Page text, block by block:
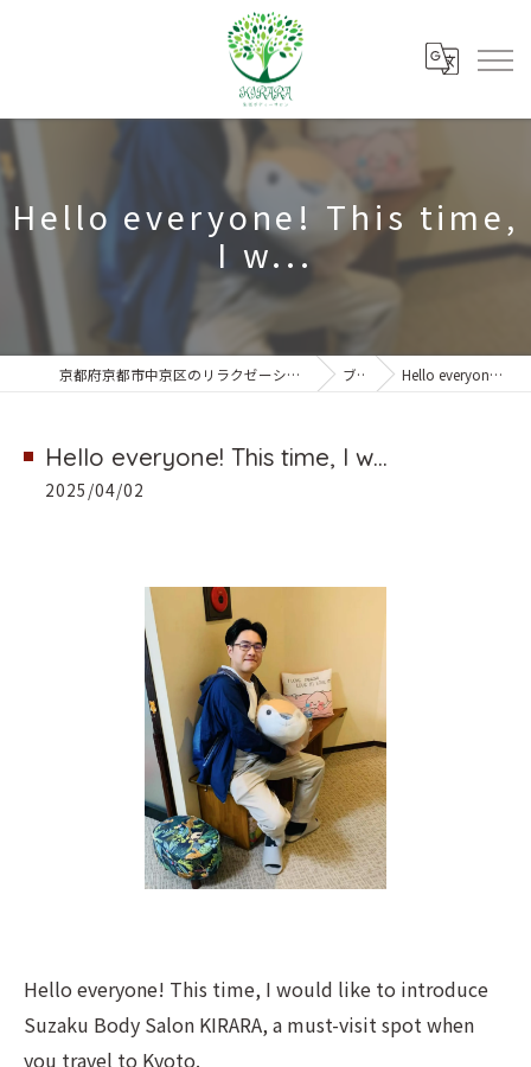
Hello everyone! This time,
I w...
京都府京都市中京区のリラクゼーションなら朱雀ボディーサロンKIRARA ブログ Hello everyone! This time, I w...
Hello everyone! This time, I w...
2025/04/02
Hello everyone! This time, I would like to introduce
Suzaku Body Salon KIRARA, a must-visit spot when
you travel to Kyoto.